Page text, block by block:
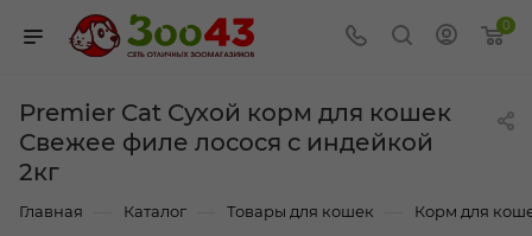
0
Premier Cat Сухой корм для кошек
Свежее филе лосося с индейкой
2кг
Главная Каталог Товары для кошек Корм для